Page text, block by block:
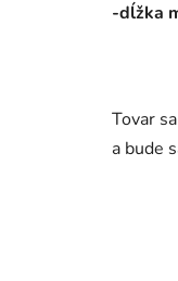
-dĺžka
Tovar
a bude